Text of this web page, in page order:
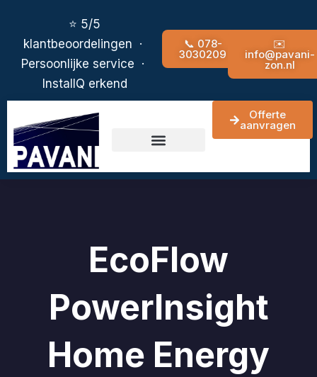
inhoud
⭐ 5/5
klantbeoordelingen ·
Persoonlijke service ·
InstallQ erkend
📞 078-
3030209
✉️
info@pavani-
zon.nl
Offerte
aanvragen
EcoFlow
PowerInsight
Home Energy